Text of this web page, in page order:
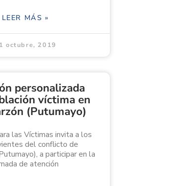
LEER MÁS »
octubre, 2019
personalizada
víctima en
(Putumayo)
las Víctimas invita a los
del conflicto de
a participar en la
de atención